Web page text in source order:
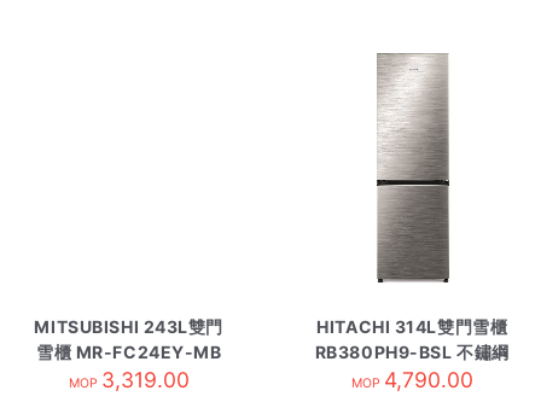
MITSUBISHI 243L雙門
雪櫃 MR-FC24EY-MB
霧黑
MOP 3,319.00
HITACHI 314L雙門雪櫃
RB380PH9-BSL 不鏽綱
MOP 4,790.00